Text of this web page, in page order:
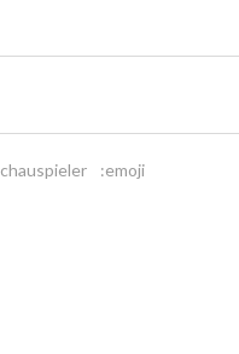
:emoji